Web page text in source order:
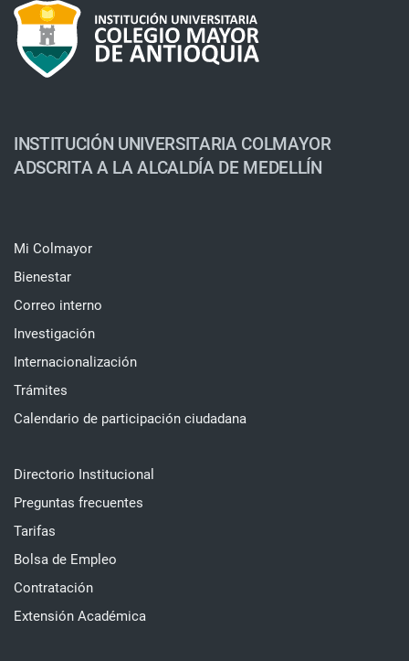
INSTITUCIÓN UNIVERSITARIA COLMAYOR
ADSCRITA A LA ALCALDÍA DE MEDELLÍN
Mi Colmayor
Bienestar
Correo interno
Investigación
Internacionalización
Trámites
Calendario de participación ciudadana
Directorio Institucional
Preguntas frecuentes
Tarifas
Bolsa de Empleo
Contratación
Extensión Académica